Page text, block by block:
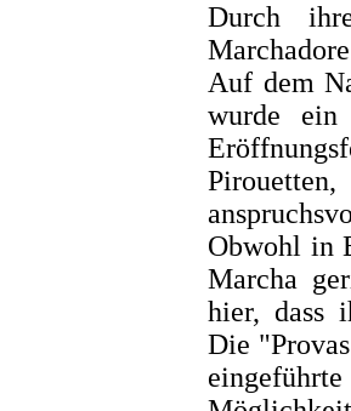
Durch
Auf dem
wurde ein
Obwohl in
Marcha
hier, dass
Die